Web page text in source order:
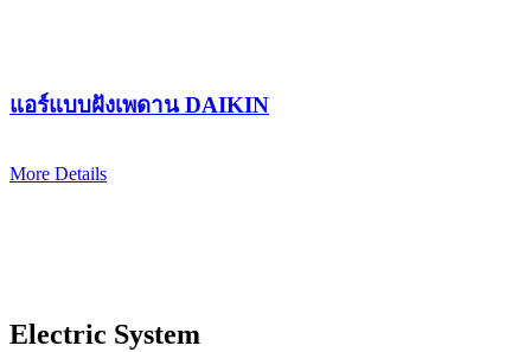
แอร์แบบฝังเพดาน DAIKIN
More Details
Electric System